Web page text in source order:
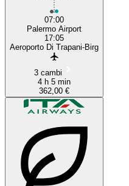
07:00
Palermo Airport
17:05
Aeroporto Di Trapani-Birg
3 cambi
4 h 5 min
362,00 €